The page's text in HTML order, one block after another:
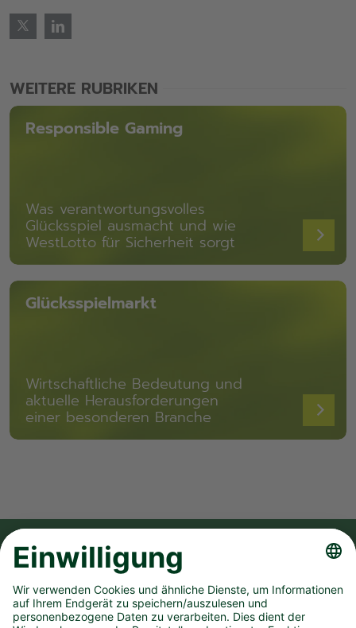
WEITERE RUBRIKEN
Responsible Gaming
Was verantwortungsvolles
Glücksspiel ausmacht und wie
WestLotto für Sicherheit sorgt
Glücksspielmarkt
Wirtschaftliche Bedeutung und
aktuelle Herausforderungen
einer besonderen Branche
FOLGE UNS AUF